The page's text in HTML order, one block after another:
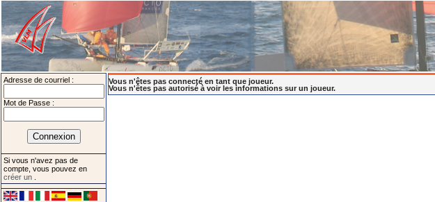
Adresse de courriel :
Mot de Passe :
Si vous n'avez pas de
compte, vous pouvez en
créer un
Vous n'êtes pas connecté en tant que joueur.
Vous n'êtes pas autorisé à voir les informations sur un joueur.